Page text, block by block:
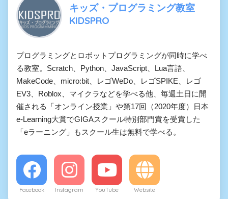
キッズ・プログラミング教室
KIDSPRO
プログラミングとロボットプログラミングが同時に学べ
る教室。Scratch、Python、JavaScript、Lua言語、
MakeCode、micro:bit、レゴWeDo、レゴSPIKE、レゴ
EV3、Roblox、マイクラなどを学べる他、毎週土日に開
催される「オンライン授業」や第17回（2020年度）日本
e-Learning大賞でGIGAスクール特別部門賞を受賞した
「eラーニング」もスクール生は無料で学べる。
Facebook Instagram YouTube Website